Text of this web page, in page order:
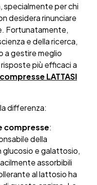
specialmente per chi
desidera rinunciare
Fortunatamente,
e della ricerca,
a gestire meglio
più efficaci a
compresse LATTASI
differenza:
compresse:
della
glucosio e galattosio,
assorbibili
al lattosio ha